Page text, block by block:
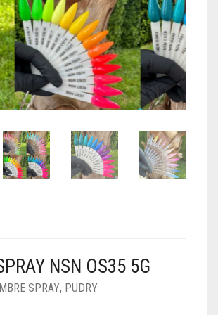
PUR
NSN OS35 5G
SPRAY, PUDRY